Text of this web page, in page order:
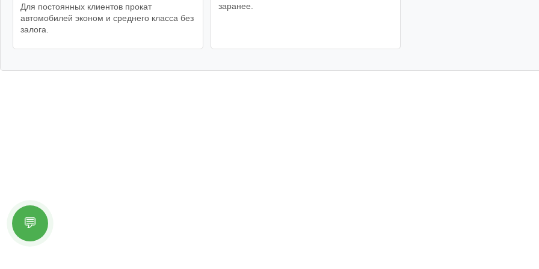
Для постоянных клиентов прокат
автомобилей эконом и среднего класса без
залога.
заранее.
💬